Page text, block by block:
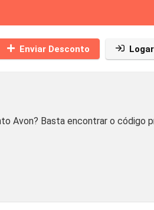
Enviar Desconto
Avon? Basta encontrar o código